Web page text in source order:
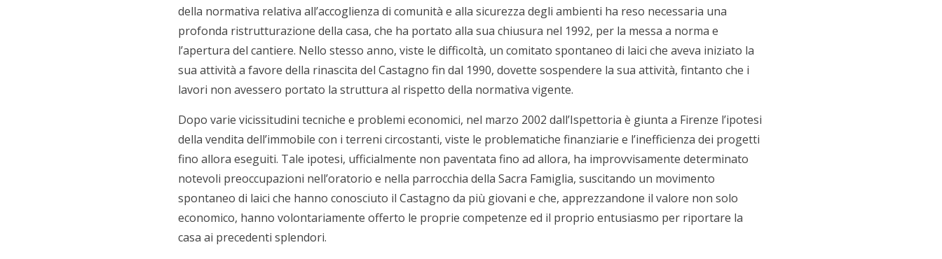
della normativa relativa all’accoglienza di comunità e alla sicurezza degli ambienti ha reso necessaria una
profonda ristrutturazione della casa, che ha portato alla sua chiusura nel 1992, per la messa a norma e
l’apertura del cantiere. Nello stesso anno, viste le difficoltà, un comitato spontaneo di laici che aveva iniziato la
sua attività a favore della rinascita del Castagno fin dal 1990, dovette sospendere la sua attività, fintanto che i
lavori non avessero portato la struttura al rispetto della normativa vigente.
Dopo varie vicissitudini tecniche e problemi economici, nel marzo 2002 dall’Ispettoria è giunta a Firenze l’ipotesi
della vendita dell’immobile con i terreni circostanti, viste le problematiche finanziarie e l’inefficienza dei progetti
fino allora eseguiti. Tale ipotesi, ufficialmente non paventata fino ad allora, ha improvvisamente determinato
notevoli preoccupazioni nell’oratorio e nella parrocchia della Sacra Famiglia, suscitando un movimento
spontaneo di laici che hanno conosciuto il Castagno da più giovani e che, apprezzandone il valore non solo
economico, hanno volontariamente offerto le proprie competenze ed il proprio entusiasmo per riportare la
casa ai precedenti splendori.